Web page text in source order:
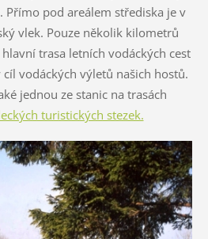
Přímo pod areálem střediska je v
vlek. Pouze několik kilometrů
trasa letních vodáckých cest
vodáckých výletů našich hostů.
jednou ze stanic na trasách
turistických stezek.